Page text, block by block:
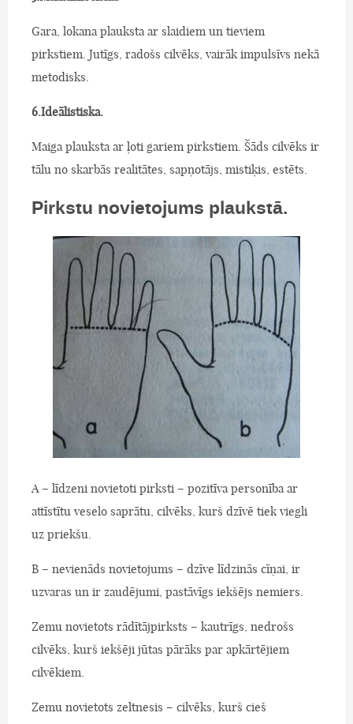
Gara, lokana plauksta ar slaidiem un tieviem
pirkstiem. Jutīgs, radošs cilvēks, vairāk impulsīvs nekā
metodisks.
6.Ideālistiska.
Maiga plauksta ar ļoti gariem pirkstiem. Šāds cilvēks ir
tālu no skarbās realitātes, sapņotājs, mistiķis, estēts.
Pirkstu novietojums plaukstā.
A – līdzeni novietoti pirksti – pozitīva personība ar
attīstītu veselo saprātu, cilvēks, kurš dzīvē tiek viegli
uz priekšu.
B – nevienāds novietojums – dzīve līdzinās cīņai, ir
uzvaras un ir zaudējumi, pastāvīgs iekšējs nemiers.
Zemu novietots rādītājpirksts – kautrīgs, nedrošs
cilvēks, kurš iekšēji jūtas pārāks par apkārtējiem
cilvēkiem.
Zemu novietots zeltnesis – cilvēks, kurš cieš